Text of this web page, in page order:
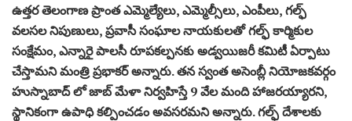
ఉత్తర తెలంగాణ ప్రాంత ఎమ్మెల్యేలు, ఎమ్మెల్సీలు, ఎంపీలు, గల్ఫ్
వలసల నిపుణులు, ప్రవాసీ సంఘాల నాయకులతో గల్ఫ్ కార్మికుల
సంక్షేమం, ఎన్నారై పాలసీ రూపకల్పనకు అడ్వయిజరీ కమిటీ ఏర్పాటు
చేస్తామని మంత్రి ప్రభాకర్ అన్నారు. తన స్వంత అసెంబ్లీ నియోజకవర్గం
హుస్నాబాద్ లో జాబ్ మేళా నిర్వహిస్తే 9 వేల మంది హాజరయ్యారని,
స్థానికంగా ఉపాధి కల్పించడం అవసరమని అన్నారు. గల్ఫ్ దేశాలకు